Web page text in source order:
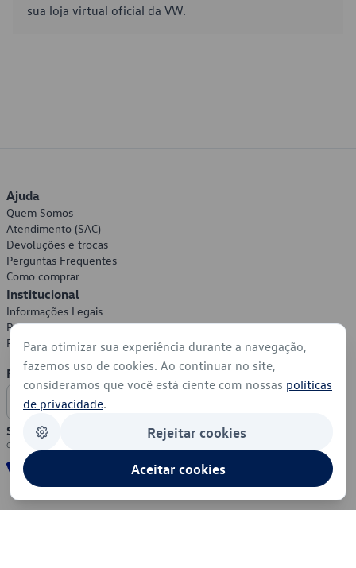
sua loja virtual oficial da VW.
Ajuda
Quem Somos
Atendimento (SAC)
Devoluções e trocas
Perguntas Frequentes
Como comprar
Institucional
Informações Legais
Política de Privacidade
Política de Cookies
Formas de Pagamento
Segurança
Para otimizar sua experiência durante a navegação,
fazemos uso de cookies. Ao continuar no site,
consideramos que você está ciente com nossas políticas
de privacidade.
Rejeitar cookies
Aceitar cookies